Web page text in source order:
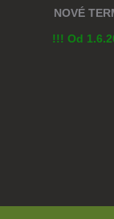
NOVÉ
!!! Od